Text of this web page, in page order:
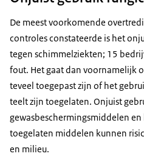
De meest voorkomende
controles constateerde is het
tegen schimmelziekten; 15
fout. Het gaat dan voornamelijk
teveel toegepast zijn of het
teelt zijn toegelaten. Onjuist
gewasbeschermingsmiddelen
toegelaten middelen kunnen
en milieu.